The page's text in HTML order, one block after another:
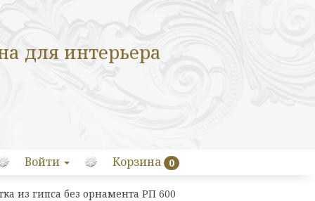
для интерьера
Войти Корзина 0
из гипса без орнамента РП 600